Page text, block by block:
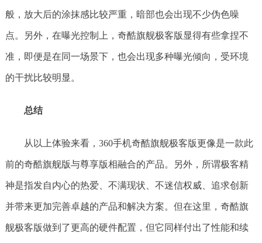
般，放大后的涂抹感比较严重，暗部也会出现不少伪色噪
点。另外，在曝光控制上，奇酷旗舰极客版显得有些拿捏不
准，即便是在同一场景下，也会出现多种曝光倾向，受环境
的干扰比较明显。
总结
从以上体验来看，360手机奇酷旗舰极客版更像是一款此
前的奇酷旗舰版与尊享版相融合的产品。另外，所谓极客精
神是指发自内心的热爱、不满现状、不迷信权威、追求创新
并带来更加完善卓越的产品和解决方案。但在这里，奇酷旗
舰极客版做到了更高的硬件配置，但它同样付出了性能和续